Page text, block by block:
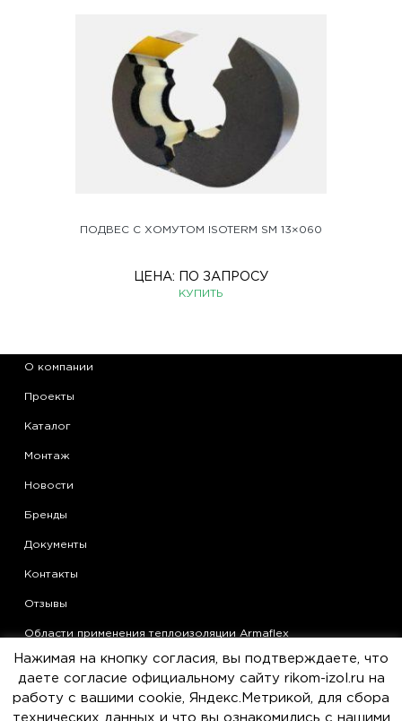
ПОДВЕС С ХОМУТОМ ISOTERM SM 13×060
ЦЕНА: ПО ЗАПРОСУ
КУПИТЬ
О компании
Проекты
Каталог
Монтаж
Новости
Бренды
Документы
Контакты
Отзывы
Области применения теплоизоляции Armaflex
Статьи
Политика конфиденциальности
Нажимая на кнопку согласия, вы подтверждаете, что
даете согласие официальному сайту rikom-izol.ru на
работу с вашими cookie, Яндекс.Метрикой, для сбора
технических данных и что вы ознакомились с нашими